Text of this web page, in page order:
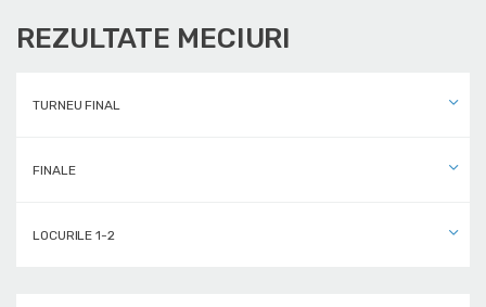
REZULTATE MECIURI
TURNEU FINAL
FINALE
LOCURILE 1-2